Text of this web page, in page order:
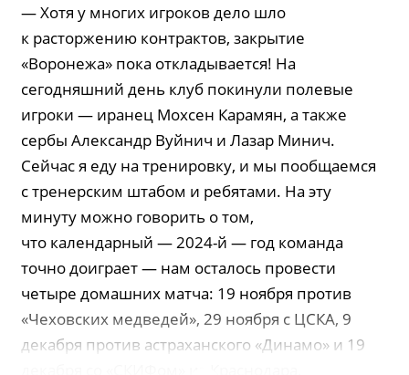
— Хотя у многих игроков дело шло
к расторжению контрактов, закрытие
«Воронежа» пока откладывается! На
сегодняшний день клуб покинули полевые
игроки — иранец Мохсен Карамян, а также
сербы Александр Вуйнич и Лазар Минич.
Сейчас я еду на тренировку, и мы пообщаемся
с тренерским штабом и ребятами. На эту
минуту можно говорить о том,
что календарный — 2024-й — год команда
точно доиграет — нам осталось провести
четыре домашних матча: 19 ноября против
«Чеховских медведей», 29 ноября с ЦСКА, 9
декабря против астраханского «Динамо» и 19